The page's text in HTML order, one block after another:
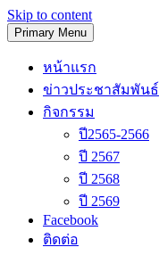
Skip to content
Primary Menu
หน้าแรก
ข่าวประชาสัมพันธ์
กิจกรรม
ปี2565-2566
ปี 2567
ปี 2568
ปี 2569
Facebook
ติดต่อ